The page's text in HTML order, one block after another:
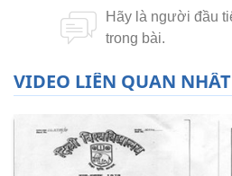
VIDEO LIÊN QUAN NHẤT